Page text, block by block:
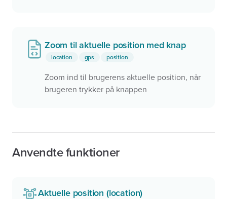
Zoom til aktuelle position med knap
location gps position
Zoom ind til brugerens aktuelle position, når
brugeren trykker på knappen
Anvendte funktioner
Aktuelle position (location)